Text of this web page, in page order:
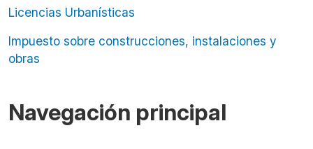
Navegación principal
Licencias Urbanísticas
Impuesto sobre construcciones, instalaciones y
obras